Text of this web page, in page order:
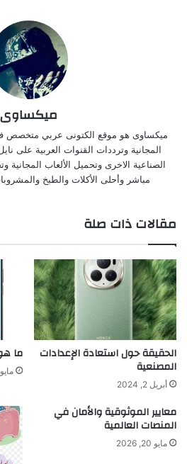
ميكساوى
ميكساوى هو موقع الكتونى عربي متخصص
المجانية وترددات القنوات العربية على
الصناعية الاخرى وتحميل الألعاب المجانية
مباشر وأحلى الأكلات والطبخ
مقالات ذات صلة
الحقيقة حول استعادة الإعدادات
المصنعية
أبريل 2, 2024
ما
مايو 20, 2024
معايير الموثوقية والأمان في
المنصات العالمية
مايو 20, 2026